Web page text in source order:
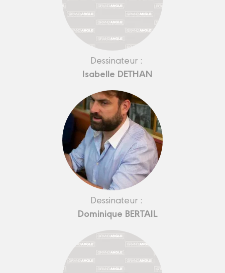
Dessinateur :
Isabelle DETHAN
Dessinateur :
Dominique BERTAIL